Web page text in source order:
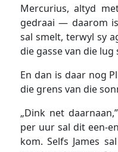
Mercurius, altyd
gedraai — daarom
sal smelt, terwyl sy
die gasse van die lug
En dan is daar nog
die grens van die
„Dink net
per uur sal dit een-
kom. Selfs James